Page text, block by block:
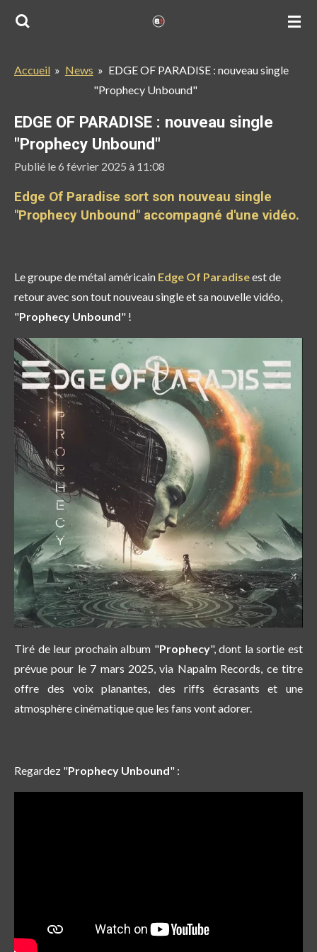
Passer
principal
Accueil » News » EDGE OF PARADISE : nouveau single
"Prophecy Unbound"
EDGE OF PARADISE : nouveau single
"Prophecy Unbound"
Publié le 6 février 2025 à 11:08
Edge Of Paradise sort son nouveau single
"Prophecy Unbound" accompagné d'une vidéo.
Le groupe de métal américain Edge Of Paradiseest de
retour avec son tout nouveau single et sa nouvelle vidéo,
"Prophecy Unbound" !
Tiré de leur prochain album "Prophecy", dont la sortie est
prévue pour le 7 mars 2025, via Napalm Records, ce titre
offre des voix planantes, des riffs écrasants et une
atmosphère cinématique que les fans vont adorer.
Regardez "Prophecy Unbound" :